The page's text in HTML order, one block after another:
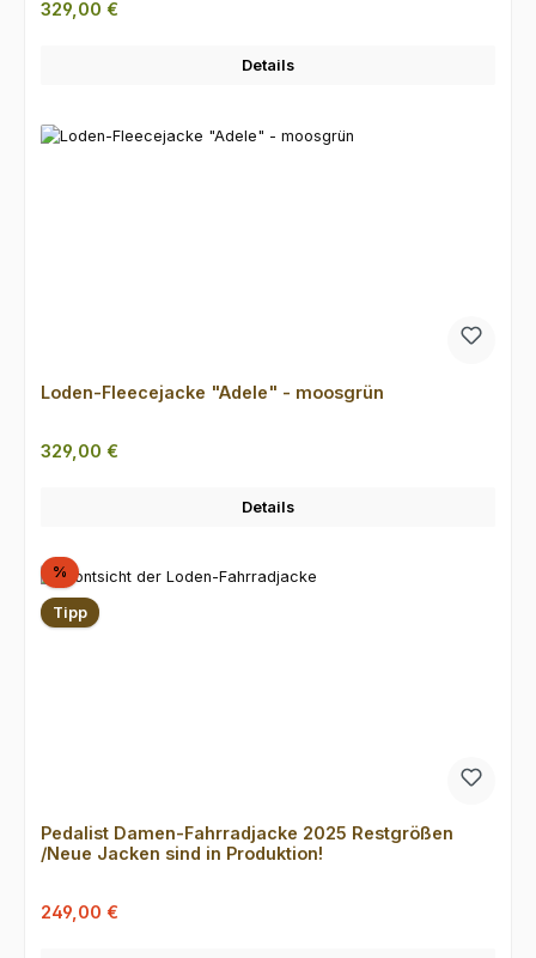
Regulärer Preis:
329,00 €
Details
Loden-Fleecejacke "Adele" - moosgrün
Regulärer Preis:
329,00 €
Details
%Rabatt
Tipp
Pedalist Damen-Fahrradjacke 2025 Restgrößen
/Neue Jacken sind in Produktion!
Verkaufspreis:
249,00 €